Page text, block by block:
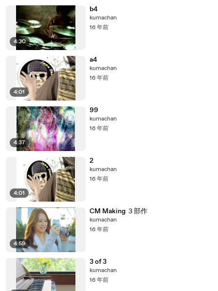
4:30
b4
kumachan
16 年前
4:01
a4
kumachan
16 年前
4:37
99
kumachan
16 年前
4:01
2
kumachan
16 年前
4:59
CM Making ３部作
kumachan
16 年前
3 of 3
kumachan
16 年前